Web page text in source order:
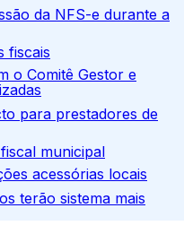
da NFS-e durante a
fiscais
o Comitê Gestor e
para prestadores de
municipal
acessórias locais
terão sistema mais